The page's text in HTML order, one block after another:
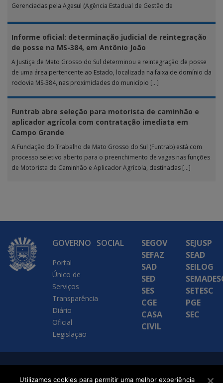
Gerenciadas pela Agesul (Agência Estadual de Gestão de
Informe oficial: determinação judicial de reintegração
de posse na MS-384, em Antônio João
A Justiça de Mato Grosso do Sul determinou a reintegração de posse
de uma área pertencente ao Estado, localizada na faixa de domínio da
rodovia MS-384, nas proximidades do município […]
Funtrab abre seleção para motorista de caminhão e
aplicador agrícola com contratação imediata em
Campo Grande
A Fundação do Trabalho de Mato Grosso do Sul (Funtrab) está com
processo seletivo aberto para o preenchimento de vagas nas funções
de Motorista de Caminhão e Aplicador Agrícola, destinadas […]
GOVERNO
Portal
Único de
Serviços
Transparência
Diário
Oficial
Legislação
SOCIAL
SEGOV
SEFAZ
SAD
SED
SES
CGE
CASA
CIVIL
SEJUSP
SEAD
SEILOG
SETESC
PGE
SEC
Utilizamos cookies para permitir uma melhor experiência